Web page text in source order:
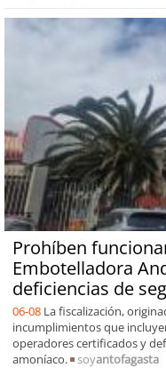
Prohíben
Embotelladora
deficiencias de
06-08 La fiscalización,
incumplimientos que
operadores certificados y
amoníaco.
soyantofagasta